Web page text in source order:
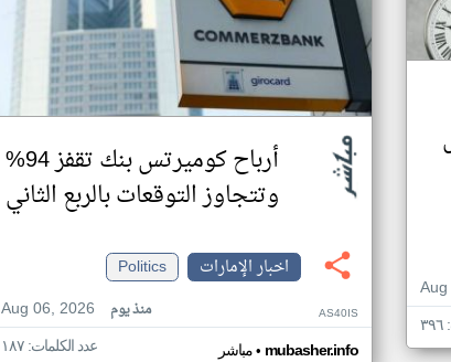
أرباح كوميرتس بنك تقفز 94%
وتتجاوز التوقعات بالربع الثاني
اخبار الإمارات
Politics
Aug 06, 2026
منذ يوم AS40IS
مباشر• mubasher.info عدد الكلمات: ١٨٧